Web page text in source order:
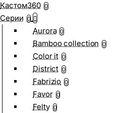
Кастом360 0
Серии 0
Aurora 0
Bamboo collection 0
Color it 0
District 0
Fabrizio 0
Favor 0
Felty 0